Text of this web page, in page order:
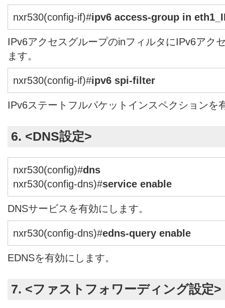
nxr530(config-if)#ipv6 access-group in
IPv6アクセスグループのinフィルタにIPv6アク
ます。
nxr530(config-if)#ipv6 spi-filter
IPv6ステートフルパケットインスペクションを
6. <DNS設定>
nxr530(config)#dns
nxr530(config-dns)#service enable
DNSサービスを有効にします。
nxr530(config-dns)#edns-query enable
EDNSを有効にします。
7. <ファストフォワーディング設定>